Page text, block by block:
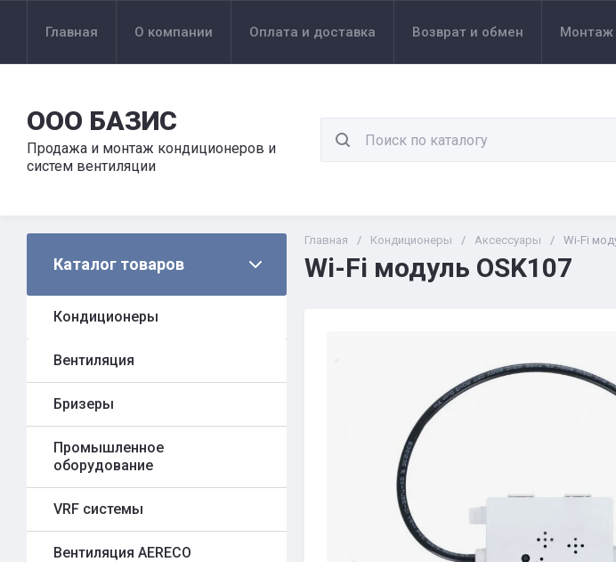
Главная О компании Оплата и доставка Возврат и обмен Монтаж
ООО БАЗИС
Продажа и монтаж кондиционеров и
систем вентиляции
Каталог товаров
Кондиционеры
Вентиляция
Бризеры
Промышленное
оборудование
VRF системы
Вентиляция AERECO
Главная / Кондиционеры / Аксессуары / Wi-Fi
Wi-Fi модуль OSK107